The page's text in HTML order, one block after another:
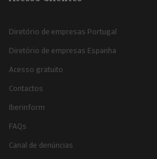
Diretório de empresas Portugal
Diretório de empresas Espanha
Acesso gratuito
Contactos
Iberinform
FAQs
Canal de denúncias